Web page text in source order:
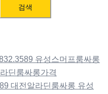
검색
유성스머프룸싸롱
딘룸싸롱가격
대전알라딘룸싸롱 유성